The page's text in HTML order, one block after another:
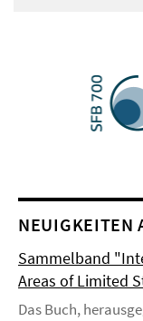
NEUIGKEITEN
Sammelband
Areas of Limited
Das Buch,